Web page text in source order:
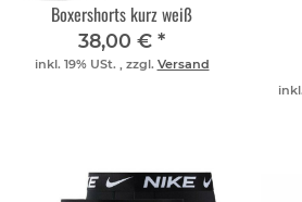
Boxershorts kurz weiß
38,00 € *
inkl. 19% USt. , zzgl. Versand